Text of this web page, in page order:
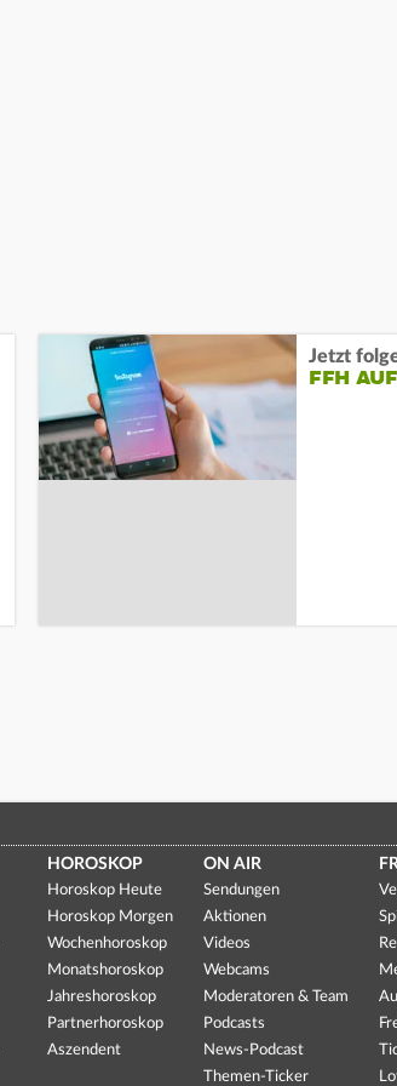
Jetzt
FFH
HOROSKOP
Horoskop Heute
Horoskop Morgen
Wochenhoroskop
Monatshoroskop
Jahreshoroskop
Partnerhoroskop
Aszendent
ON AIR
Sendungen
Aktionen
Videos
Webcams
Moderatoren & Team
Podcasts
News-Podcast
Themen-Ticker